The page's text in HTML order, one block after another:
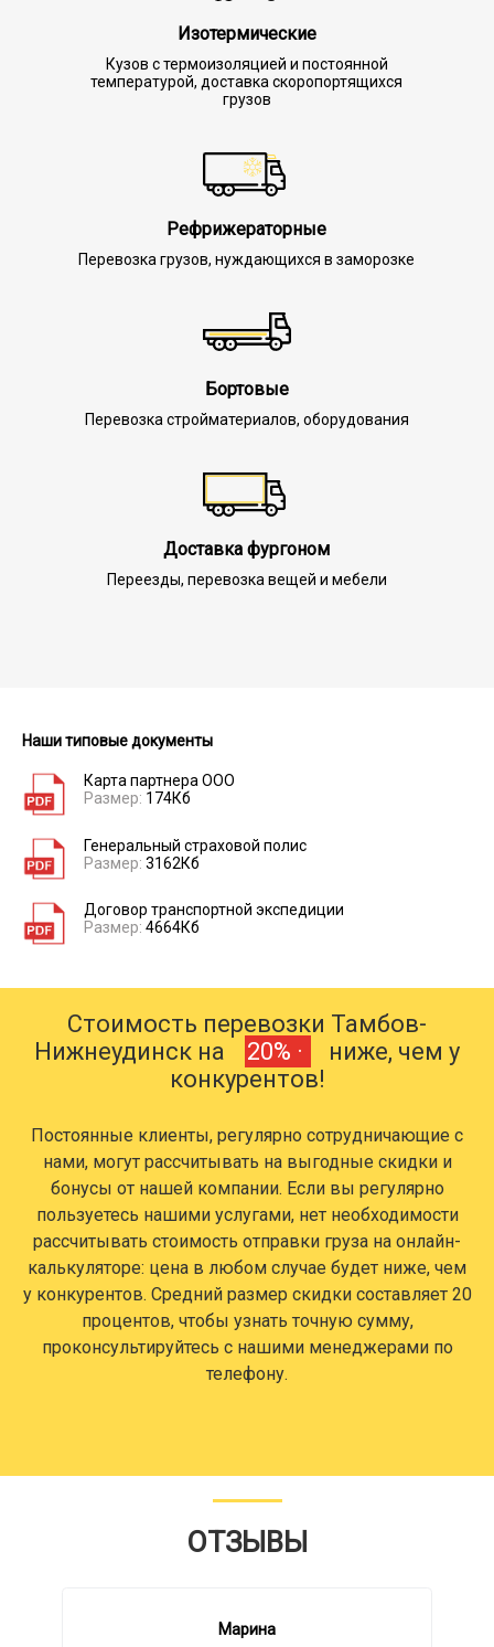
Изотермические
Кузов с термоизоляцией и постоянной
температурой, доставка скоропортящихся
грузов
Рефрижераторные
Перевозка грузов, нуждающихся в заморозке
Бортовые
Перевозка стройматериалов, оборудования
Доставка фургоном
Переезды, перевозка вещей и мебели
Наши типовые документы
Карта партнера ООО
Размер: 174Кб
Генеральный страховой полис
Размер: 3162Кб
Договор транспортной экспедиции
Размер: 4664Кб
Стоимость перевозки Тамбов-
Нижнеудинск на
20% ·
ниже, чем у
конкурентов!
Постоянные клиенты, регулярно сотрудничающие с
нами, могут рассчитывать на выгодные скидки и
бонусы от нашей компании. Если вы регулярно
пользуетесь нашими услугами, нет необходимости
рассчитывать стоимость отправки груза на онлайн-
калькуляторе: цена в любом случае будет ниже, чем
у конкурентов. Средний размер скидки составляет 20
процентов, чтобы узнать точную сумму,
проконсультируйтесь с нашими менеджерами по
телефону.
ОТЗЫВЫ
Марина